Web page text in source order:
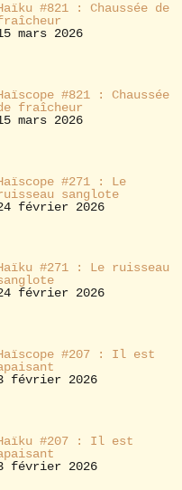
#821 : Chaussée de
mars 2026
#821 : Chaussée
fraîcheur
mars 2026
#271 : Le
sanglote
février 2026
#271 : Le ruisseau
février 2026
#207 : Il est
février 2026
#207 : Il est
février 2026